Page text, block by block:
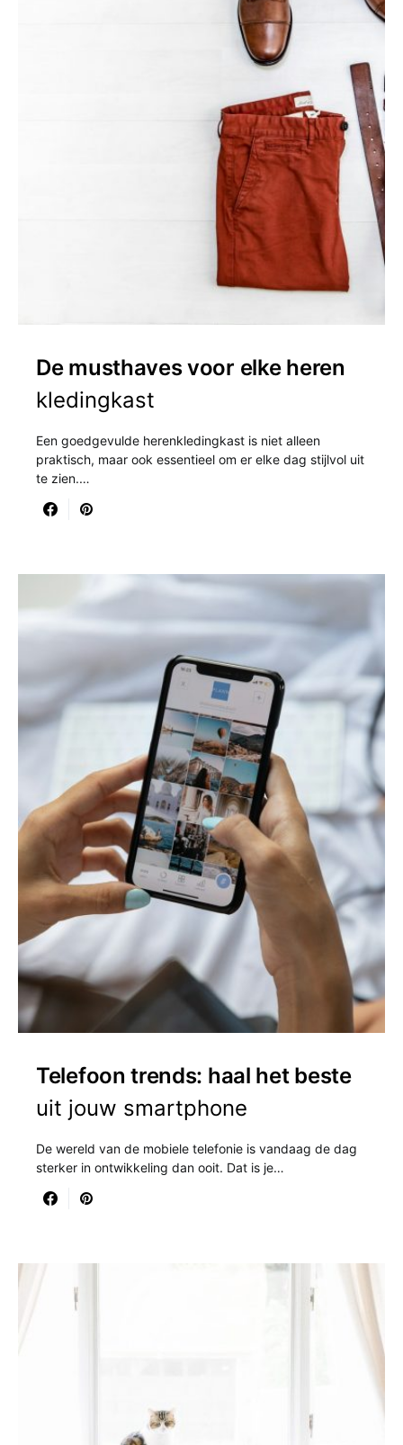
De musthaves voor elke heren
kledingkast
Een goedgevulde herenkledingkast is niet alleen
praktisch, maar ook essentieel om er elke dag stijlvol uit
te zien.…
Telefoon trends: haal het beste
uit jouw smartphone
De wereld van de mobiele telefonie is vandaag de dag
sterker in ontwikkeling dan ooit. Dat is je…